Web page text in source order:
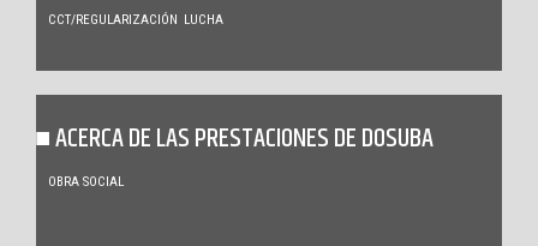
CCT/REGULARIZACIÓN LUCHA
ACERCA DE LAS PRESTACIONES DE DOSUBA
OBRA SOCIAL